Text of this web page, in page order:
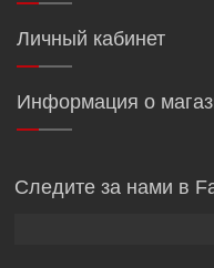
Личный кабинет
Информация о
Следите за нами в